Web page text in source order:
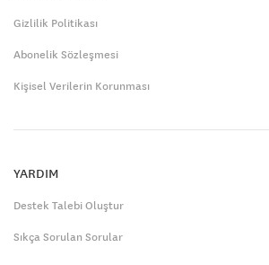
Gizlilik Politikası
Abonelik Sözleşmesi
Kişisel Verilerin Korunması
YARDIM
Destek Talebi Oluştur
Sıkça Sorulan Sorular